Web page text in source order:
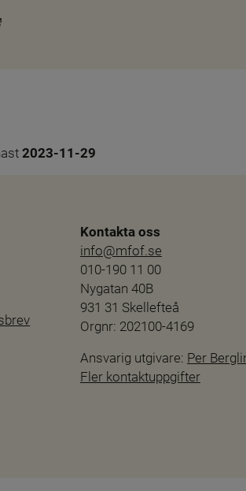
Länk till annan webbplats, öppnas i nytt
2023-11-29
Kontakta oss
info@mfof.se
010-190 11 00
Nygatan 40B
931 31 Skellefteå
Orgnr: 202100-4169
Ansvarig utgivare: Per
Fler kontaktuppgifter